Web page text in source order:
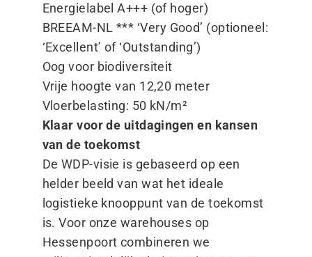
Energielabel A+++ (of hoger)
BREEAM-NL *** ‘Very Good’ (optioneel:
‘Excellent’ of‘Outstanding’)
Oog voor biodiversiteit
Vrije hoogte van 12,20 meter
Vloerbelasting: 50 kN/​m²
Klaar voor de uitdagingen en kansen
van de toekomst
De WDP-visie is gebaseerd op een
helder beeld van wat het ideale
logistieke knooppunt van de toekomst
is. Voor onze warehouses op
Hessenpoort combineren we